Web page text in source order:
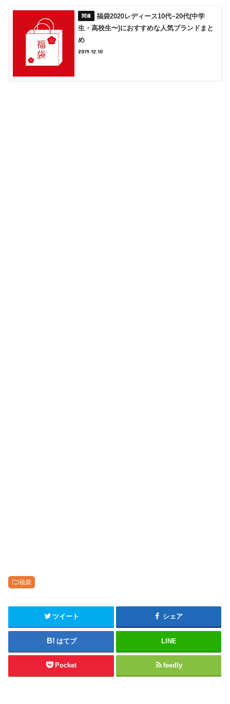
福袋2020レディース10代~20代(中学
生・高校生〜)におすすめな人気ブランドまと
め
2019.12.10
福袋
ツイート シェア
はてブ LINE
Pocket feedly